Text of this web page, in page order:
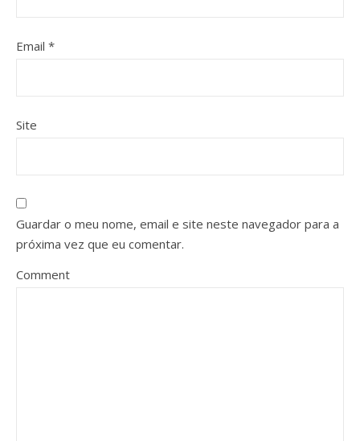
Email *
Site
Guardar o meu nome, email e site neste navegador para a
próxima vez que eu comentar.
Comment